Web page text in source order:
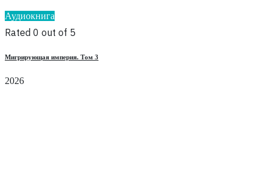
Аудиокнига
Rated 0 out of 5
Мигрирующая империя. Том 3
2026